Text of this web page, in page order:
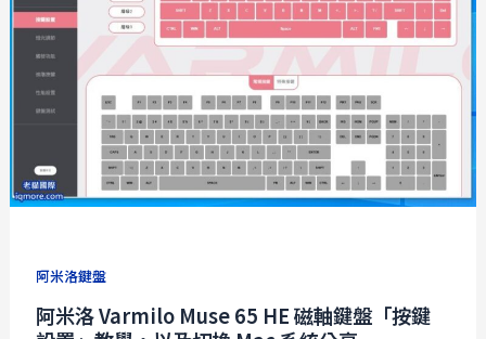
阿米洛鍵盤
阿米洛 Varmilo Muse 65 HE 磁軸鍵盤「按鍵